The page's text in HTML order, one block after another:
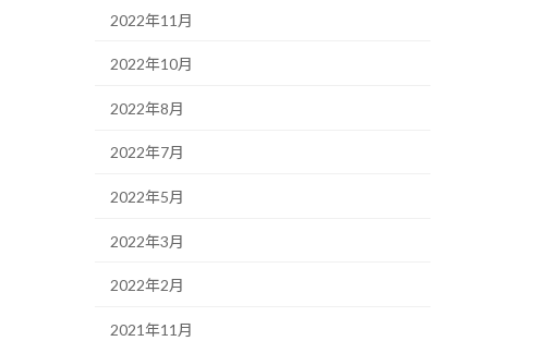
2022年11月
2022年10月
2022年8月
2022年7月
2022年5月
2022年3月
2022年2月
2021年11月